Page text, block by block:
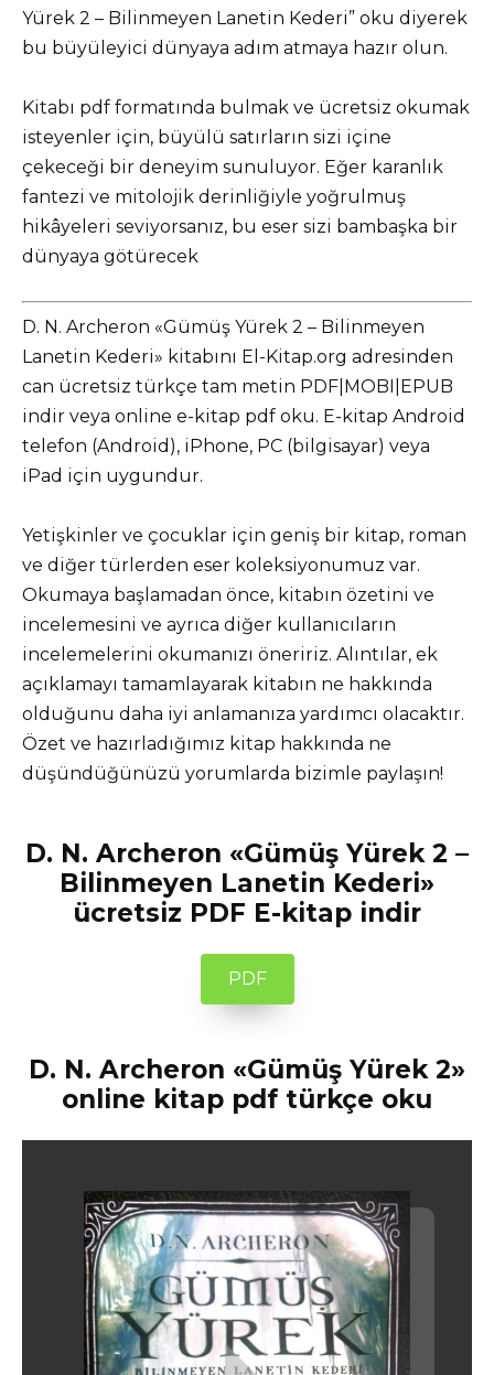
Yürek 2 – Bilinmeyen Lanetin Kederi” oku diyerek
bu büyüleyici dünyaya adım atmaya hazır olun.
Kitabı pdf formatında bulmak ve ücretsiz okumak
isteyenler için, büyülü satırların sizi içine
çekeceği bir deneyim sunuluyor. Eğer karanlık
fantezi ve mitolojik derinliğiyle yoğrulmuş
hikâyeleri seviyorsanız, bu eser sizi bambaşka bir
dünyaya götürecek
D. N. Archeron «Gümüş Yürek 2 – Bilinmeyen
Lanetin Kederi» kitabını El-Kitap.org adresinden
can ücretsiz türkçe tam metin PDF|MOBI|EPUB
indir veya online e-kitap pdf oku. E-kitap Android
telefon (Android), iPhone, PC (bilgisayar) veya
iPad için uygundur.
Yetişkinler ve çocuklar için geniş bir kitap, roman
ve diğer türlerden eser koleksiyonumuz var.
Okumaya başlamadan önce, kitabın özetini ve
incelemesini ve ayrıca diğer kullanıcıların
incelemelerini okumanızı öneririz. Alıntılar, ek
açıklamayı tamamlayarak kitabın ne hakkında
olduğunu daha iyi anlamanıza yardımcı olacaktır.
Özet ve hazırladığımız kitap hakkında ne
düşündüğünüzü yorumlarda bizimle paylaşın!
D. N. Archeron «Gümüş Yürek 2 –
Bilinmeyen Lanetin Kederi»
ücretsiz PDF E-kitap indir
PDF
D. N. Archeron «Gümüş Yürek 2»
online kitap pdf türkçe oku